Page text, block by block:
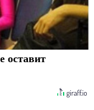
оставит